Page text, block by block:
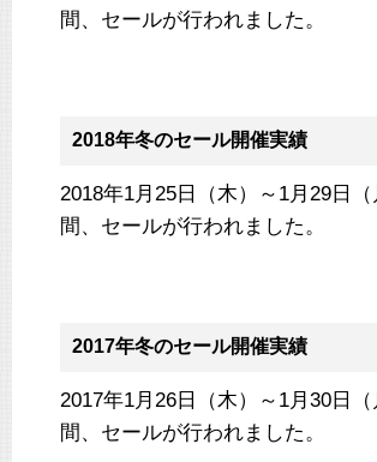
間、セールが行われました。
2018年冬のセール開催実績
2018年1月25日（木）～1月29日
間、セールが行われました。
2017年冬のセール開催実績
2017年1月26日（木）～1月30日
間、セールが行われました。